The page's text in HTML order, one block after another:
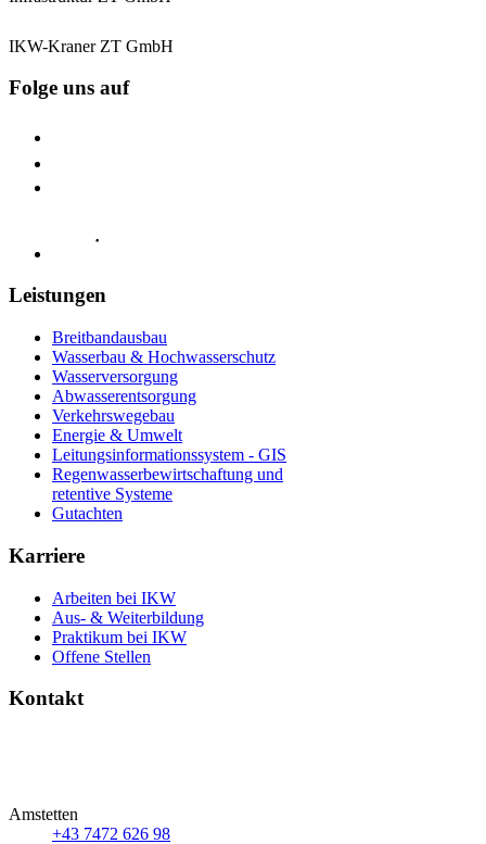
IKW-Kraner ZT GmbH
Folge uns auf
Leistungen
Breitbandausbau
Wasserbau & Hochwasserschutz
Wasserversorgung
Abwasserentsorgung
Verkehrswegebau
Energie & Umwelt
Leitungsinformationssystem - GIS
Regenwasserbewirtschaftung und
retentive Systeme
Gutachten
Karriere
Arbeiten bei IKW
Aus- & Weiterbildung
Praktikum bei IKW
Offene Stellen
Kontakt
Amstetten
+43 7472 626 98